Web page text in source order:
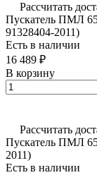
Рассчитать
Пускатель ПМЛ
91328404-2011)
Есть в наличии
16 489 ₽
В корзину
Рассчитать
Пускатель ПМЛ
2011)
Есть в наличии